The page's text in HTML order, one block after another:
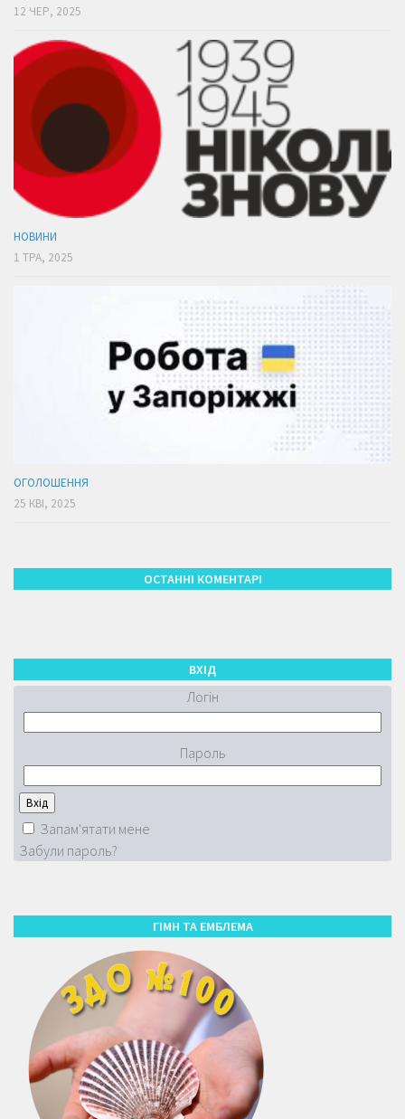
12 ЧЕР, 2025
НОВИНИ
1 ТРА, 2025
ОГОЛОШЕННЯ
25 КВІ, 2025
ОСТАННІ КОМЕНТАРІ
ВХІД
Логін
Пароль
Запам'ятати мене
Забули пароль?
ГІМН ТА ЕМБЛЕМА